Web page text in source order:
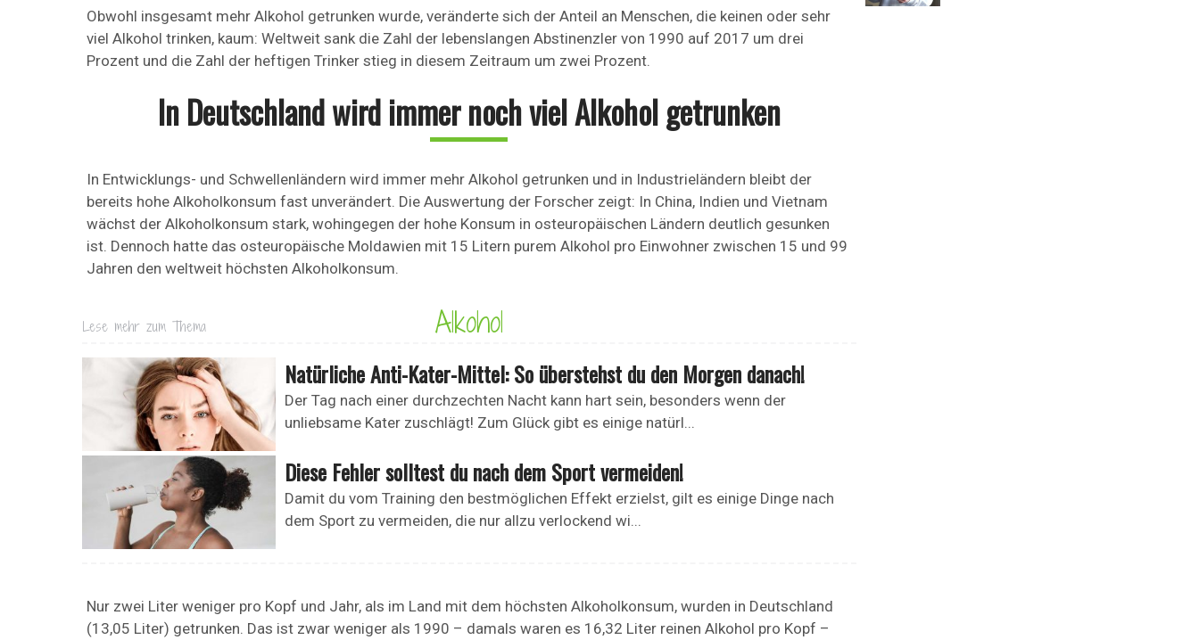
Obwohl insgesamt mehr Alkohol getrunken wurde, veränderte sich der Anteil an Menschen, die keinen oder sehr
viel Alkohol trinken, kaum: Weltweit sank die Zahl der lebenslangen Abstinenzler von 1990 auf 2017 um drei
Prozent und die Zahl der heftigen Trinker stieg in diesem Zeitraum um zwei Prozent.
In Deutschland wird immer noch viel Alkohol getrunken
In Entwicklungs- und Schwellenländern wird immer mehr Alkohol getrunken und in Industrieländern bleibt der
bereits hohe Alkoholkonsum fast unverändert. Die Auswertung der Forscher zeigt: In China, Indien und Vietnam
wächst der Alkoholkonsum stark, wohingegen der hohe Konsum in osteuropäischen Ländern deutlich gesunken
ist. Dennoch hatte das osteuropäische Moldawien mit 15 Litern purem Alkohol pro Einwohner zwischen 15 und 99
Jahren den weltweit höchsten Alkoholkonsum.
Lese mehr zum Thema Alkohol
Natürliche Anti-Kater-Mittel: So überstehst du den Morgen danach!
Der Tag nach einer durchzechten Nacht kann hart sein, besonders wenn der
unliebsame Kater zuschlägt! Zum Glück gibt es einige natürl...
Diese Fehler solltest du nach dem Sport vermeiden!
Damit du vom Training den bestmöglichen Effekt erzielst, gilt es einige Dinge nach
dem Sport zu vermeiden, die nur allzu verlockend wi...
Nur zwei Liter weniger pro Kopf und Jahr, als im Land mit dem höchsten Alkoholkonsum, wurden in Deutschland
(13,05 Liter) getrunken. Das ist zwar weniger als 1990 – damals waren es 16,32 Liter reinen Alkohol pro Kopf –